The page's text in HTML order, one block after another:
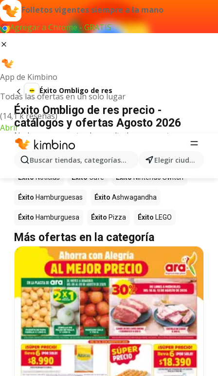
Folletos vigentes siempre a la mano
Agregar a Chrome - GRATIS
App de Kimbino
Todas las ofertas en un solo lugar
(14,1 k reseñas)
Abrir
Buscar tiendas, categorías, productos... Elegir ciudad
Éxito Ombligo de res
Éxito Ombligo de res precio -
catálogos y ofertas Agosto 2026
No hemos encontrado resultados para este
término.
Más productos en tiendas Éxito
Éxito Noticias Éxito Café Éxito Nintendo Switch
Éxito Hamburguesas Éxito Ashwagandha
Éxito Hamburguesa Éxito Pizza Éxito LEGO
Más ofertas en la categoría